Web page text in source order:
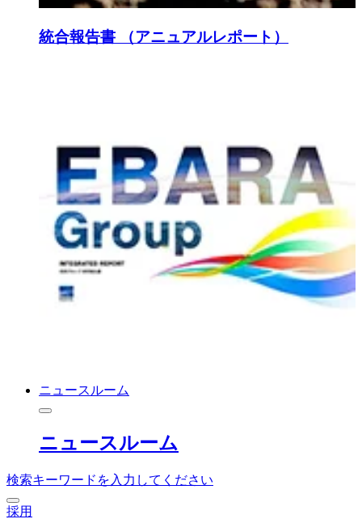
統合報告書 （アニュアルレポート）
ニュースルーム
ニュースルーム
検索キーワードを入力してください
採用